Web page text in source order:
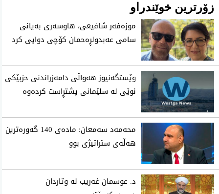
زۆرترین خوێندراو
موزه‌فه‌ر شافیعی، هاوسه‌ری به‌یانی
سامی عه‌بدولڕه‌حمان كۆچی‌ دوایی كرد
وێستگەنیوز هەواڵی دامەزراندنی حزبێکی
نوێی لە سلێمانی پشتڕاست کردەوە
محه‌مه‌د سه‌معان: ماده‌ی 140 گه‌وره‌ترین
هه‌ڵه‌ی ستراتیژی‌ بوو
د. عوسمان غەریب لە وتاردان